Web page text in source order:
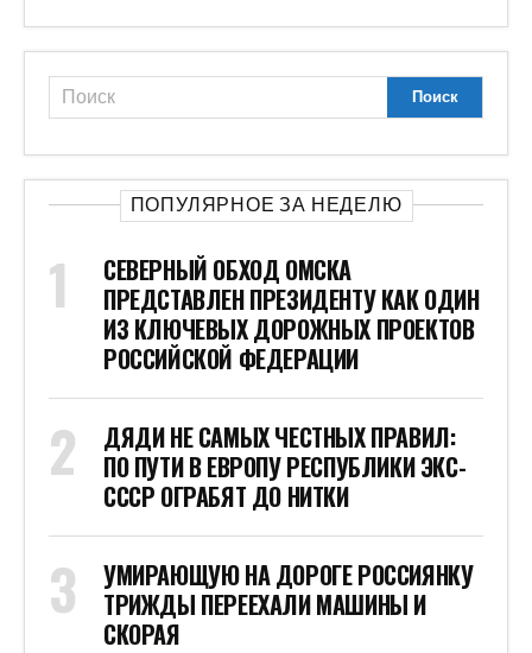
ПОПУЛЯРНОЕ ЗА НЕДЕЛЮ
СЕВЕРНЫЙ ОБХОД ОМСКА
ПРЕДСТАВЛЕН ПРЕЗИДЕНТУ КАК ОДИН
ИЗ КЛЮЧЕВЫХ ДОРОЖНЫХ ПРОЕКТОВ
РОССИЙСКОЙ ФЕДЕРАЦИИ
ДЯДИ НЕ САМЫХ ЧЕСТНЫХ ПРАВИЛ:
ПО ПУТИ В ЕВРОПУ РЕСПУБЛИКИ ЭКС-
СССР ОГРАБЯТ ДО НИТКИ
УМИРАЮЩУЮ НА ДОРОГЕ РОССИЯНКУ
ТРИЖДЫ ПЕРЕЕХАЛИ МАШИНЫ И
СКОРАЯ